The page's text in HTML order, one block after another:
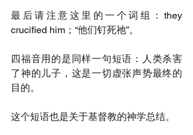
最后请注意这里的一个词组：they
crucified him；“他们钉死祂”。
四福音用的是同样一句短语：人类杀害
了神的儿子，这是一切虚张声势最终的
目的。
这个短语也是关于基督教的神学总结。